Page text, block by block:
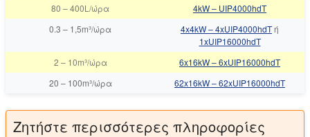
80 –400L/ώρα
4kW – UIP4000hdT
0.3 – 1,5m³/ώρα 4x4kW – 4xUIP4000hdTή
1xUIP16000hdT
2 – 10m³/ώρα
6x16kW – 6xUIP16000hdT
20 – 100m³/ώρα 62x16kW – 62xUIP16000hdT
Ζητήστε περισσότερες πληροφορίες